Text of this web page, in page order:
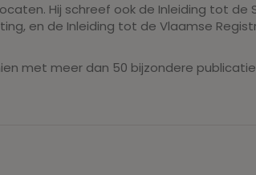
Hij schreef ook de Inleiding tot de
en de Inleiding tot de Vlaamse
met meer dan 50 bijzondere